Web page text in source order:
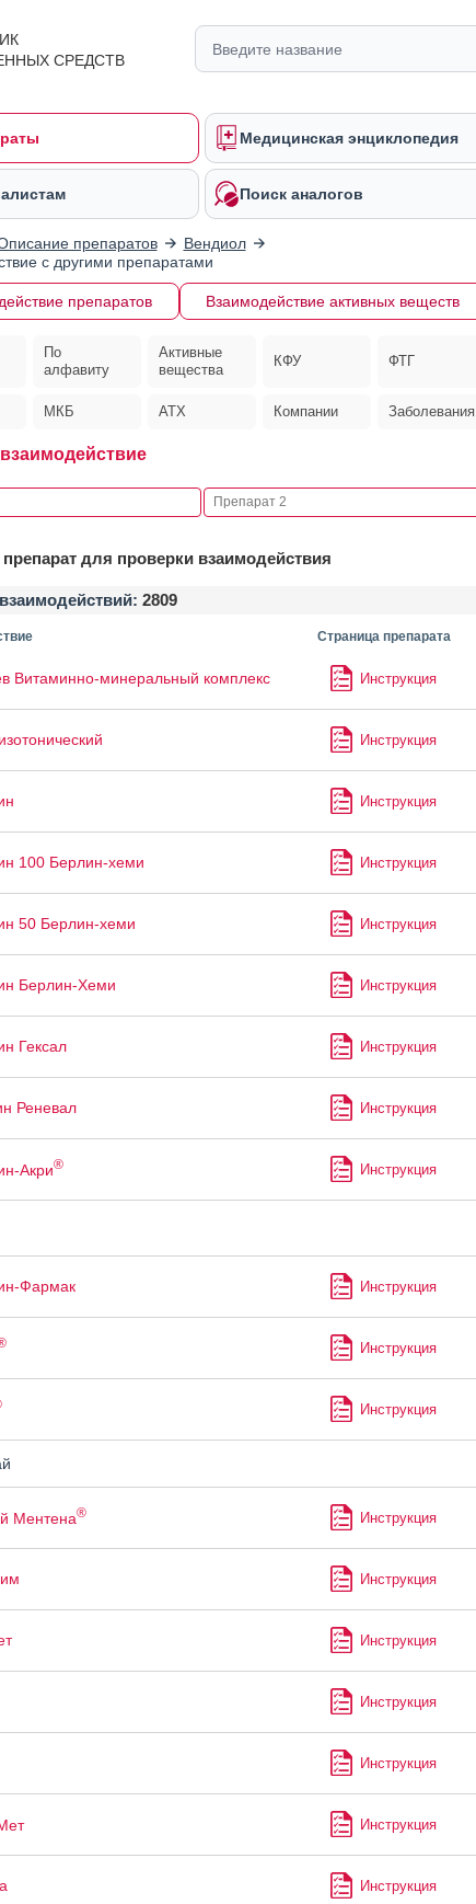
СРЕДСТВ
Медицинская энциклопедия
Поиск аналогов
препаратов
Вендиол
с другими препаратами
препаратов Взаимодействие активных веществ
По
алфавиту
Активные
вещества
КФУ ФТГ
МКБ АТХ Компании Заболевания
для проверки взаимодействия
2809
Страница препарата
Витаминно-минеральный комплекс Инструкция
Инструкция
Инструкция
100 Берлин-хеми Инструкция
50 Берлин-хеми Инструкция
Берлин-Хеми Инструкция
Гексал Инструкция
Реневал Инструкция
Акри® Инструкция
Фармак Инструкция
Инструкция
Инструкция
Ментена® Инструкция
Инструкция
Инструкция
Инструкция
Инструкция
Инструкция
Инструкция